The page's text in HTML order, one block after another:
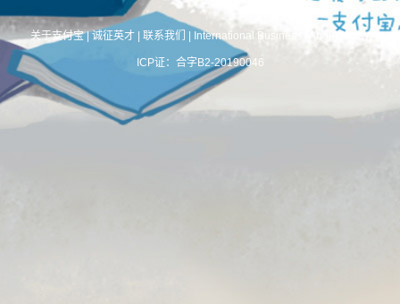
关于支付宝|诚征英才 联系我们 International Business About Alipay
ICP证：合字B2-20190046